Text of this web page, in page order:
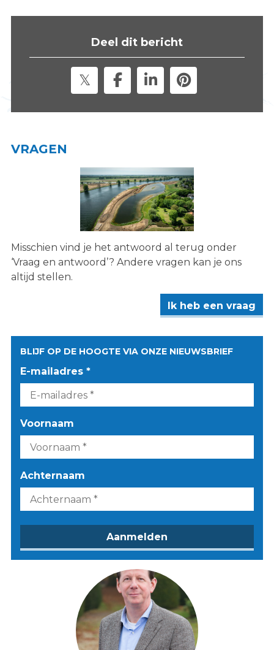
Deel dit bericht
VRAGEN
Misschien vind je het antwoord al terug onder
‘Vraag en antwoord’? Andere vragen kan je ons
altijd stellen.
Ik heb een vraag
BLIJF OP DE HOOGTE VIA ONZE NIEUWSBRIEF
E-mailadres *
Voornaam
Achternaam